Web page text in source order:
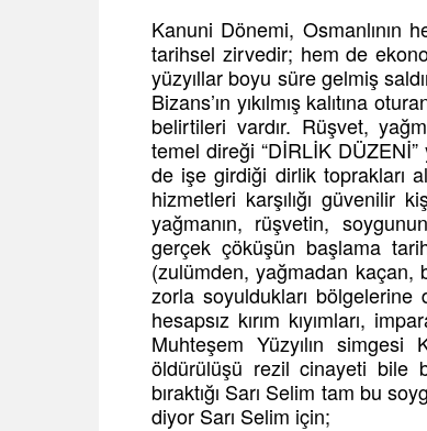
Kanuni Dönemi, Osmanlının
tarihsel zirvedir; hem de
yüzyıllar boyu süre gelmiş
Bizans’ın yıkılmış kalıtına
belirtileri vardır. Rüşvet,
temel direği “DİRLİK
de işe girdiği dirlik toprakları
hizmetleri karşılığı güvenilir
yağmanın, rüşvetin,
gerçek çöküşün başlama
(zulümden, yağmadan kaçan,
zorla soyuldukları
hesapsız kırım kıyımları,
Muhteşem Yüzyılın simgesi
öldürülüşü rezil cinayeti bile
bıraktığı Sarı Selim tam bu
diyor Sarı Selim için;